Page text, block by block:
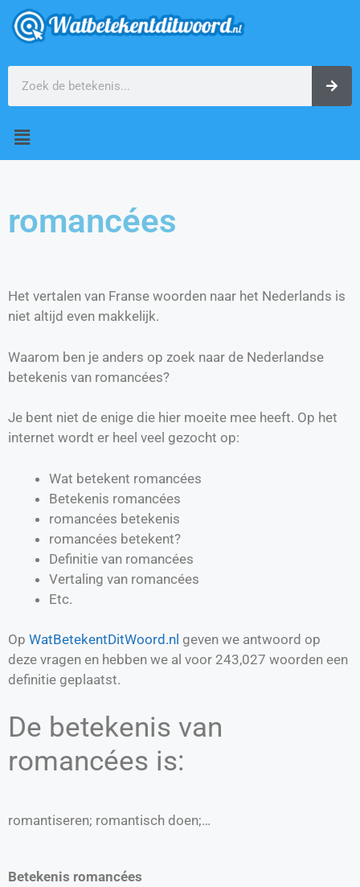
romancées
Het vertalen van Franse woorden naar het Nederlands is
niet altijd even makkelijk.
Waarom ben je anders op zoek naar de Nederlandse
betekenis van romancées?
Je bent niet de enige die hier moeite mee heeft. Op het
internet wordt er heel veel gezocht op:
Wat betekent romancées
Betekenis romancées
romancées betekenis
romancées betekent?
Definitie van romancées
Vertaling van romancées
Etc.
Op WatBetekentDitWoord.nl geven we antwoord op
deze vragen en hebben we al voor 243,027 woorden een
definitie geplaatst.
De betekenis van
romancées is:
romantiseren; romantisch doen;…
Betekenis romancées